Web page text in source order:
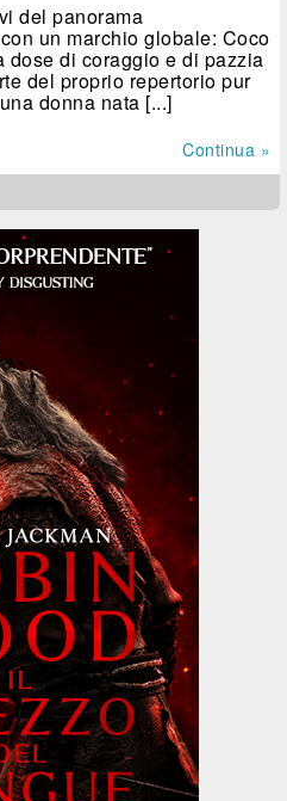
del panorama
un marchio globale: Coco
dose di coraggio e di pazzia
del proprio repertorio pur
donna nata [...]
Continua »